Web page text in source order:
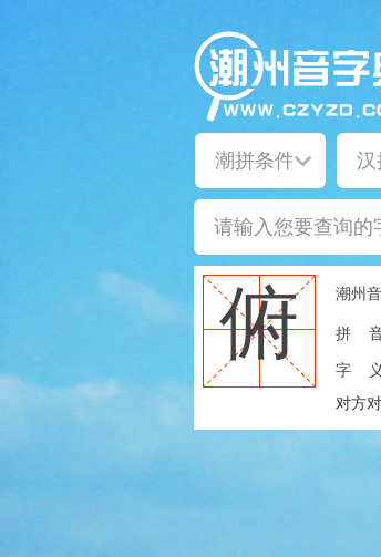
俯 潮州音
拼 音
字 义
对方